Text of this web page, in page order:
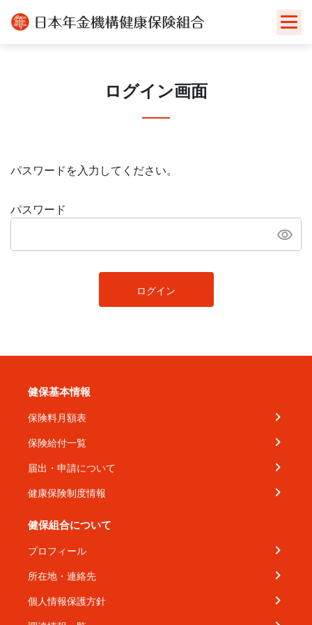
ログイン画面
パスワードを入力してください。
パスワード
ログイン
健保基本情報
保険料月額表
保険給付一覧
届出・申請について
健康保険制度情報
健保組合について
プロフィール
所在地・連絡先
個人情報保護方針